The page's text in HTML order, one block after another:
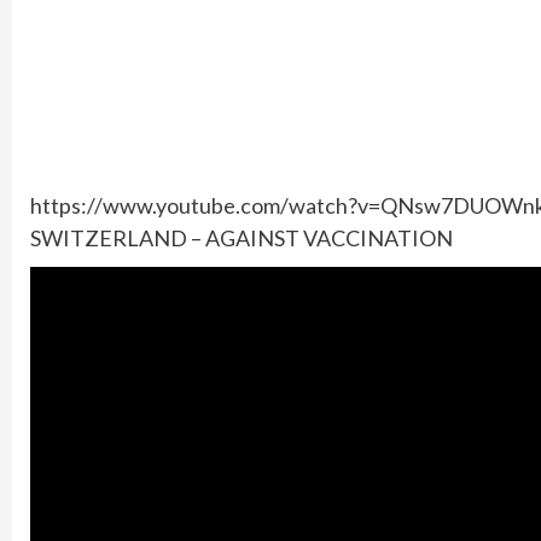
https://www.youtube.com/
SWITZERLAND – AGAINST VACCINATION